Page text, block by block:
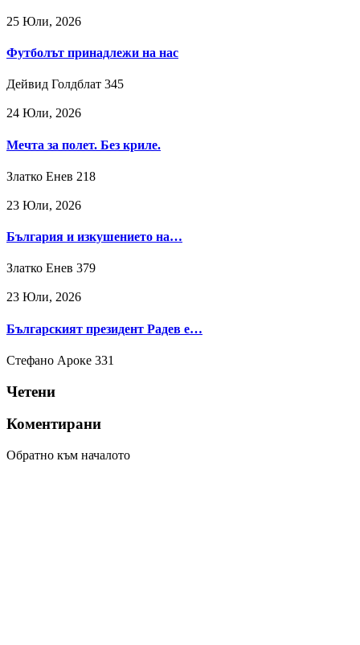
25 Юли, 2026
Футболът принадлежи на нас
Дейвид Голдблат 345
24 Юли, 2026
Мечта за полет. Без криле.
Златко Енев 218
23 Юли, 2026
България и изкушението на…
Златко Енев 379
23 Юли, 2026
Българският президент Радев е…
Стефано Ароке 331
Четени
Коментирани
Обратно към началото